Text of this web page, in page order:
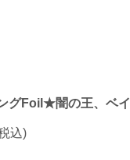
グFoil★闇の王、ベ
込)